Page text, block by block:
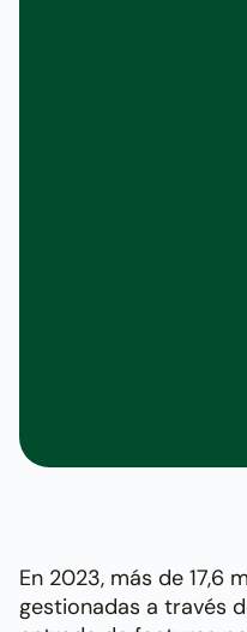
En 2023, más de 17,6
gestionadas a través